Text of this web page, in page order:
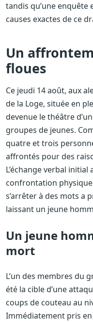
tandis qu’une
causes exactes de ce
Un
floues
Ce jeudi 14 août, aux
de la Loge, située en
devenue le théâtre
groupes de jeunes.
quatre et trois
affrontés pour des
L’échange verbal
confrontation
s’arrêter à des mots a
laissant un jeune
Un jeune
mort
L’un des membres du
été la cible d’une
coups de couteau au
Immédiatement pris